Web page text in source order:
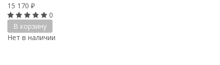
15 170 ₽
0
В корзину
Нет в наличии